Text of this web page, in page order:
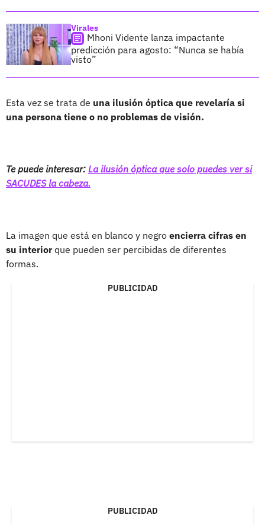
Virales
Mhoni Vidente lanza impactante
predicción para agosto: “Nunca se había
visto”
Esta vez se trata de una ilusión óptica que revelaría si
una persona tiene o no problemas de visión.
Te puede interesar: La ilusión óptica que solo puedes ver si
SACUDES la cabeza.
La imagen que está en blanco y negro encierra cifras en
su interiorque pueden ser percibidas de diferentes
formas.
PUBLICIDAD
PUBLICIDAD